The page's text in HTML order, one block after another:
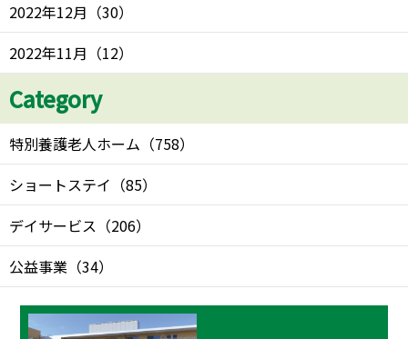
2022年12月 （30）
2022年11月 （12）
Category
特別養護老人ホーム （758）
ショートステイ （85）
デイサービス （206）
公益事業 （34）